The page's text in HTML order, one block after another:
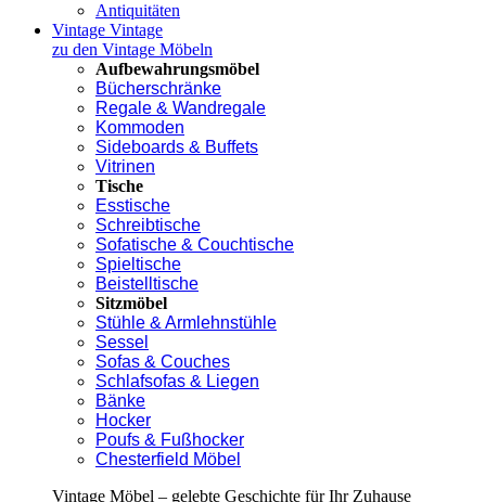
Antiquitäten
Vintage Vintage
zu den Vintage Möbeln
Aufbewahrungsmöbel
Bücherschränke
Regale & Wandregale
Kommoden
Sideboards & Buffets
Vitrinen
Tische
Esstische
Schreibtische
Sofatische & Couchtische
Spieltische
Beistelltische
Sitzmöbel
Stühle & Armlehnstühle
Sessel
Sofas & Couches
Schlafsofas & Liegen
Bänke
Hocker
Poufs & Fußhocker
Chesterfield Möbel
Vintage Möbel – gelebte Geschichte für Ihr Zuhause